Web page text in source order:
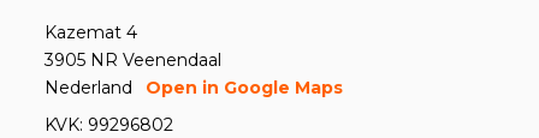
Kazemat 4
3905 NR Veenendaal
Nederland
Open in Google Maps
KVK: 99296802